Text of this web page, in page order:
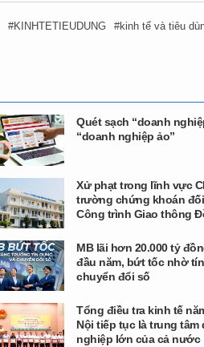
KINHTETIEUDUNG
kinh tế và tiêu
Quét sạch “doanh
“doanh nghiệp ảo”
Xử phạt trong lĩnh vực
trường chứng khoán
Công trình Giao thông
MB lãi hơn 20.000 tỷ
đầu năm, bứt tốc nhờ
chuyển đổi số
Tổng điều tra kinh tế
Nội tiếp tục là trung tâm
nghiệp lớn của cả nước